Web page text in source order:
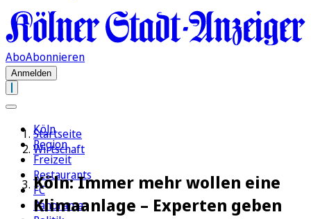
AboAbonnieren
Anmelden
Köln
Region
Freizeit
Restaurants
FC
Panorama
Startseite
Wirtschaft
Köln: Immer mehr wollen eine
Klimaanlage – Experten geben